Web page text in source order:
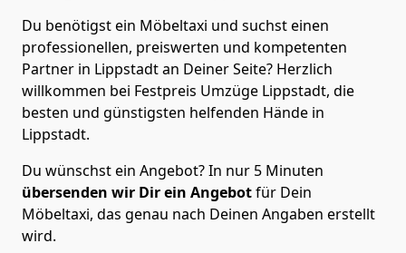
Du benötigst ein Möbeltaxi und suchst einen
professionellen, preiswerten und kompetenten
Partner in Lippstadt an Deiner Seite? Herzlich
willkommen bei Festpreis Umzüge Lippstadt, die
besten und günstigsten helfenden Hände in
Lippstadt.
Du wünschst ein Angebot? In nur 5 Minuten
übersenden wir Dir ein Angebotfür Dein
Möbeltaxi, das genau nach Deinen Angaben erstellt
wird.